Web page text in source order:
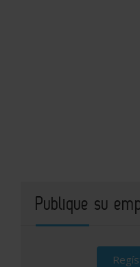
Publique su